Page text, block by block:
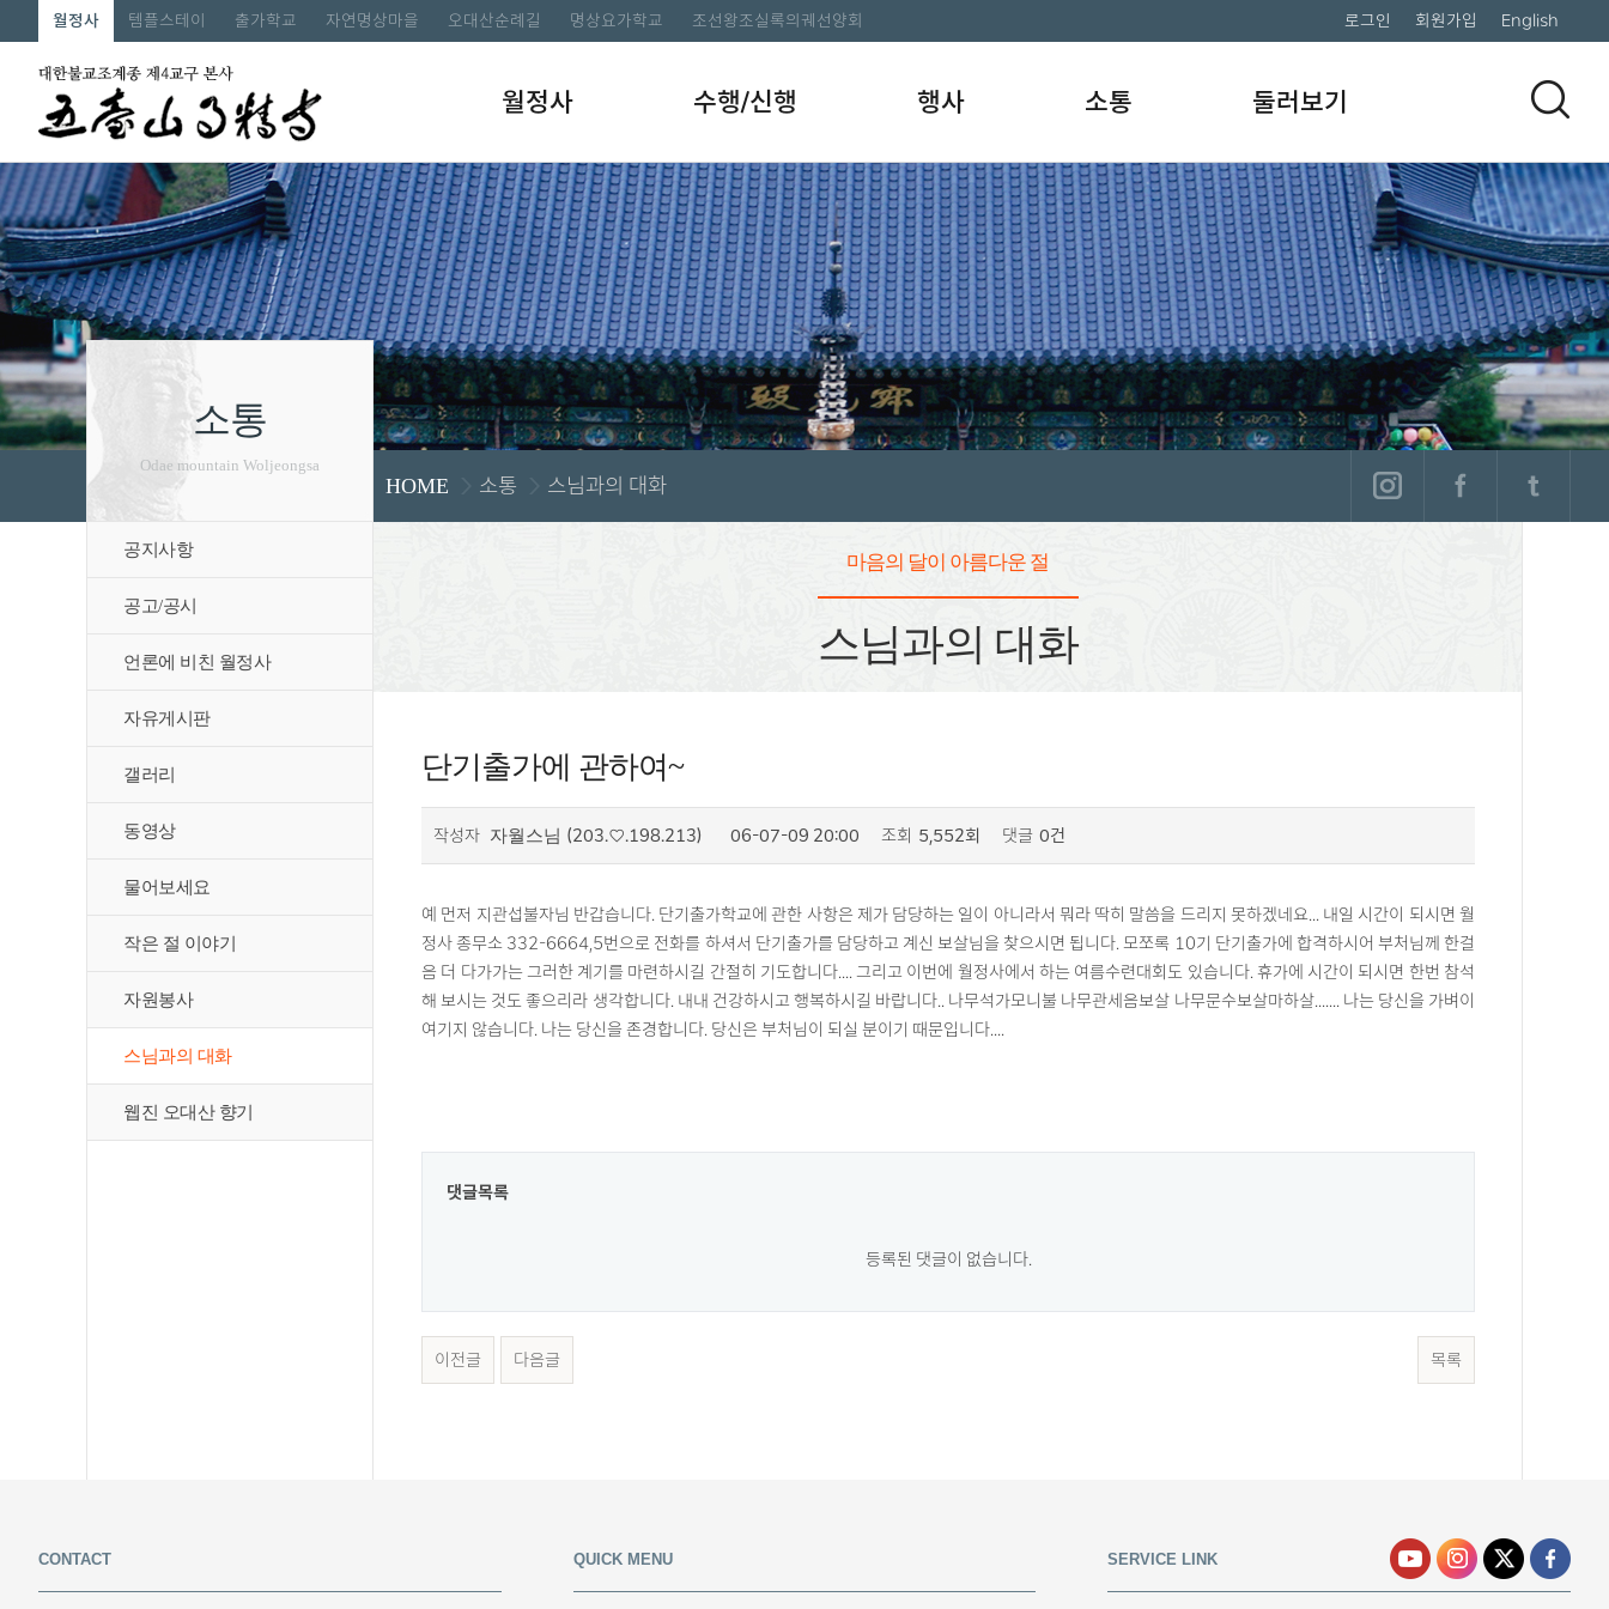
월정사 템플스테이 출가학교 자연명상마을 오대산순례길 명상요가학교 조선왕조실록의궤선양회 로그인 회원가입 English
월정사 수행/신행 행사 소통 둘러보기
소통
Odae mountain Woljeongsa
공지사항
공고/공시
언론에 비친 월정사
자유게시판
갤러리
동영상
물어보세요
작은 절 이야기
자원봉사
스님과의 대화
웹진 오대산 향기
HOME 소통 스님과의 대화
마음의 달이 아름다운 절
스님과의 대화
단기출가에 관하여~
작성자 자월스님 (203.♡.198.213) 06-07-09 20:00 조회 5,552회 댓글 0건
예 먼저 지관섭불자님 반갑습니다. 단기출가학교에 관한 사항은 제가 담당하는 일이 아니라서 뭐라 딱히 말씀을 드리지 못하겠네요... 내일 시간이 되시면 월
정사 종무소 332-6664,5번으로 전화를 하셔서 단기출가를 담당하고 계신 보살님을 찾으시면 됩니다. 모쪼록 10기 단기출가에 합격하시어 부처님께 한걸
음 더 다가가는 그러한 계기를 마련하시길 간절히 기도합니다.... 그리고 이번에 월정사에서 하는 여름수련대회도 있습니다. 휴가에 시간이 되시면 한번 참석
해 보시는 것도 좋으리라 생각합니다. 내내 건강하시고 행복하시길 바랍니다.. 나무석가모니불 나무관세음보살 나무문수보살마하살....... 나는 당신을 가벼이
여기지 않습니다. 나는 당신을 존경합니다. 당신은 부처님이 되실 분이기 때문입니다....
댓글목록
등록된 댓글이 없습니다.
이전글 다음글 목록
CONTACT QUICK MENU SERVICE LINK